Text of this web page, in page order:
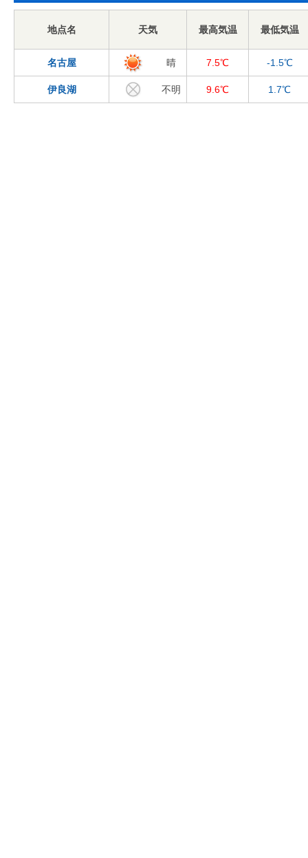
地点名 天気 最高気温 最低気温
名古屋 晴 7.5℃ -1.5℃
伊良湖 不明 9.6℃ 1.7℃